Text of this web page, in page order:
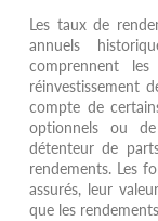
Les taux de
annuels
comprennent
réinvestissement
compte de
optionnels ou
détenteur de
rendements. Les
assurés, leur
que les